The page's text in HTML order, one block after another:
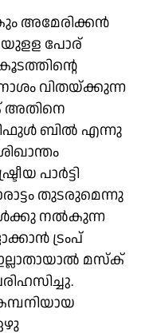
അമേരിക്കൻ
പോര്
വിതയ്ക്കുന്ന
അതിനെ
ബിൽ എന്നു
പാർട്ടി
തുടരുമെന്നു
നൽകുന്ന
ട്രംപ്
മസ്ക്